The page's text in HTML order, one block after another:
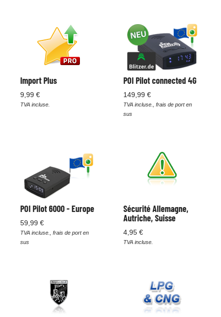
Import Plus
9,99 €
TVA incluse.
POI Pilot connected 4G
149,99 €
TVA incluse., frais de port en
sus
POI Pilot 6000 - Europe
59,99 €
TVA incluse., frais de port en
sus
Sécurité Allemagne,
Autriche, Suisse
4,95 €
TVA incluse.